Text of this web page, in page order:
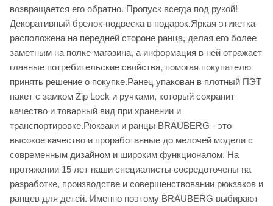
возвращается его обратно. Пропуск всегда под рукой!
Декоративный брелок-подвеска в подарок.Яркая этикетка
расположена на передней стороне ранца, делая его более
заметным на полке магазина, а информация в ней отражает
главные потребительские свойства, помогая покупателю
принять решение о покупке.Ранец упакован в плотный ПЭТ
пакет с замком Zip Lock и ручками, который сохранит
качество и товарный вид при хранении и
транспортировке.Рюкзаки и ранцы BRAUBERG - это
высокое качество и проработанные до мелочей модели с
современным дизайном и широким функционалом. На
протяжении 15 лет наши специалисты сосредоточены на
разработке, производстве и совершенствовании рюкзаков и
ранцев для детей. Именно поэтому BRAUBERG выбирают